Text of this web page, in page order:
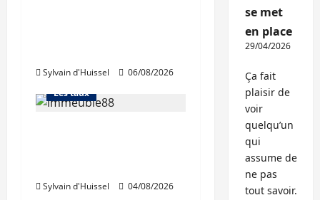
Sylvain d'Huissel 06/08/2026
L'avis des courtiers
Les taux
Sylvain d'Huissel 04/08/2026
Immo d'entreprise
se met
en place
29/04/2026
Ça fait
plaisir de
voir
quelqu’un
qui
assume de
ne pas
tout savoir.